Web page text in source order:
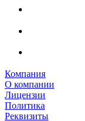
Компания
О компании
Лицензии
Политика
Реквизиты